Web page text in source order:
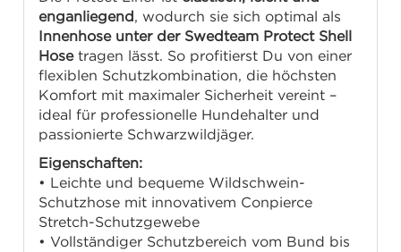
enganliegend, wodurch sie sich optimal als
Innenhose unter der Swedteam Protect Shell
Hosetragen lässt. So profitierst Du von einer
flexiblen Schutzkombination, die höchsten
Komfort mit maximaler Sicherheit vereint –
ideal für professionelle Hundehalter und
passionierte Schwarzwildjäger.
Eigenschaften:
• Leichte und bequeme Wildschwein-
Schutzhose mit innovativem Conpierce
Stretch-Schutzgewebe
• Vollständiger Schutzbereich vom Bund bis